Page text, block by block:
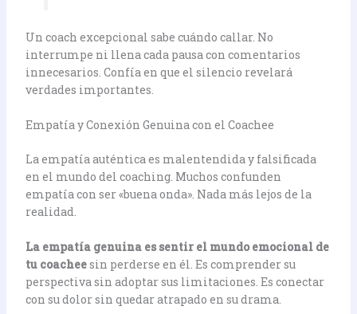
Un coach excepcional sabe cuándo callar. No
interrumpe ni llena cada pausa con comentarios
innecesarios. Confía en que el silencio revelará
verdades importantes.
Empatía y Conexión Genuina con el Coachee
La empatía auténtica es malentendida y falsificada
en el mundo del coaching. Muchos confunden
empatía con ser «buena onda». Nada más lejos de la
realidad.
La empatía genuina es sentir el mundo emocional de
tu coacheesin perderse en él. Es comprender su
perspectiva sin adoptar sus limitaciones. Es conectar
con su dolor sin quedar atrapado en su drama.